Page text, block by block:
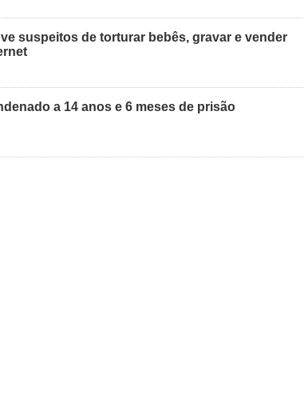
suspeitos de torturar bebês, gravar e vender
a 14 anos e 6 meses de prisão